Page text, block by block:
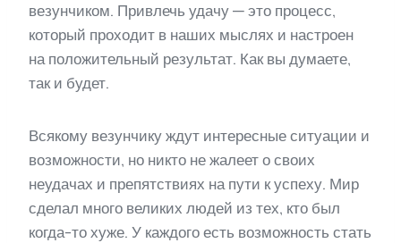
везунчиком. Привлечь удачу — это процесс,
который проходит в наших мыслях и настроен
на положительный результат. Как вы думаете,
так и будет.
Всякому везунчику ждут интересные ситуации и
возможности, но никто не жалеет о своих
неудачах и препятствиях на пути к успеху. Мир
сделал много великих людей из тех, кто был
когда-то хуже. У каждого есть возможность стать